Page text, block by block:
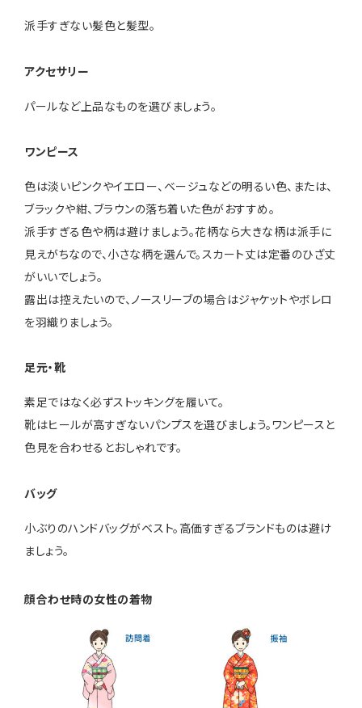
派手すぎない髪色と髪型。
アクセサリー
パールなど上品なものを選びましょう。
ワンピース
色は淡いピンクやイエロー、ベージュなどの明るい色、または、
ブラックや紺、ブラウンの落ち着いた色がおすすめ。
派手すぎる色や柄は避けましょう。花柄なら大きな柄は派手に
見えがちなので、小さな柄を選んで。スカート丈は定番のひざ丈
がいいでしょう。
露出は控えたいので、ノースリーブの場合はジャケットやボレロ
を羽織りましょう。
足元・靴
素足ではなく必ずストッキングを履いて。
靴はヒールが高すぎないパンプスを選びましょう。ワンピースと
色見を合わせるとおしゃれです。
バッグ
小ぶりのハンドバッグがベスト。高価すぎるブランドものは避け
ましょう。
顔合わせ時の女性の着物